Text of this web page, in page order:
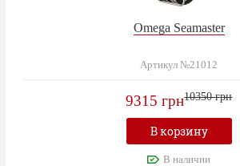
Omega Seamaster
Артикул №21012
9315 грн10350 грн
В корзину
В наличии